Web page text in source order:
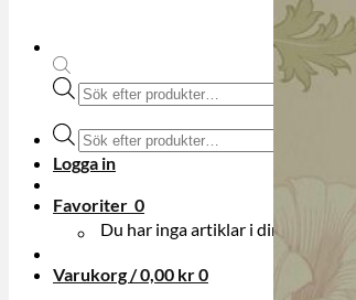
Produktsökning
Produktsökning
Logga in
Favoriter 0
Du har inga artiklar i din onskelista.
Varukorg /0,00 kr0